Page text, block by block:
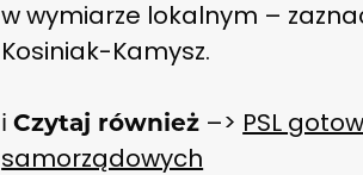
w wymiarze lokalnym –
Kosiniak-Kamysz.
ℹ️Czytaj również –> PSL
samorządowych